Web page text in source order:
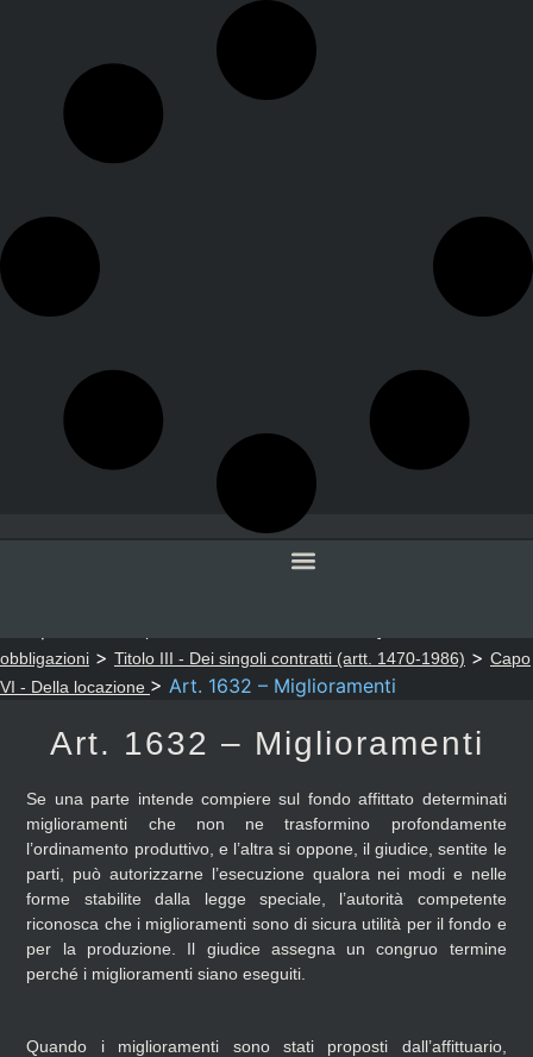
obbligazioni > Titolo III - Dei singoli contratti (artt. 1470-1986) > Capo
VI - Della locazione > Art. 1632 – Miglioramenti
Art. 1632 – Miglioramenti
Se una parte intende compiere sul fondo affittato determinati
miglioramenti che non ne trasformino profondamente
l’ordinamento produttivo, e l’altra si oppone, il giudice, sentite le
parti, può autorizzarne l’esecuzione qualora nei modi e nelle
forme stabilite dalla legge speciale, l’autorità competente
riconosca che i miglioramenti sono di sicura utilità per il fondo e
per la produzione. Il giudice assegna un congruo termine
perché i miglioramenti siano eseguiti.
Quando i miglioramenti sono stati proposti dall’affittuario,